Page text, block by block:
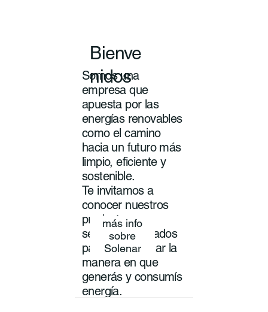
Bienve
nidos
Somos una
empresa que
apuesta por las
energías renovables
como el camino
hacia un futuro más
limpio, eficiente y
sostenible.
Te invitamos a
conocer nuestros
productos y
servicios pensados
para transformar la
manera en que
generás y consumís
energía.
más info
sobre
Solenar